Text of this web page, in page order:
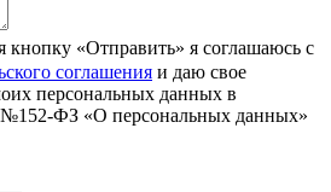
«Отправить» я соглашаюсь с
соглашения и даю свое
персональных данных в
№152-ФЗ «О персональных данных»